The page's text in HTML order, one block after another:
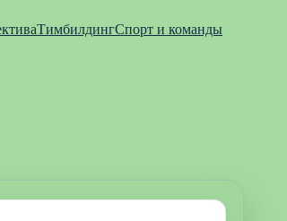
ТимбилдингСпорт и команды